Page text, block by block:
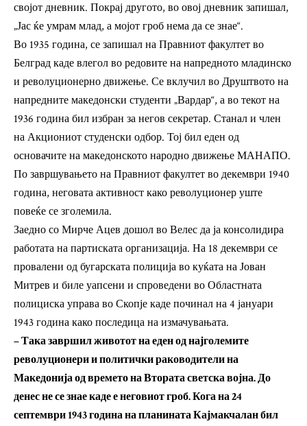
својот дневник. Покрај другото, во овој дневник запишал,
„Јас ќе умрам млад, а мојот гроб нема да се знае“.
Во 1935 година, се запишал на Правниот факултет во
Белград каде влегол во редовите на напредното младинско
и револуционерно движење. Се вклучил во Друштвото на
напредните македонски студенти „Вардар“, а во текот на
1936 година бил избран за негов секретар. Станал и член
на Акциониот студенски одбор. Тој бил еден од
основачите на македонското народно движење МАНАПО.
По завршувањето на Правниот факултет во декември 1940
година, неговата активност како револуционер уште
повеќе се зголемила.
Заедно со Мирче Ацев дошол во Велес да ја консолидира
работата на партиската организација. На 18 декември се
провалени од бугарската полиција во куќата на Јован
Митрев и биле уапсени и спроведени во Областната
полициска управа во Скопје каде починал на 4 јануари
1943 година како последица на измачувањата.
– Така завршил животот на еден од најголемите
револуционери и политички раководители на
Македонија од времето на Втората светска војна. До
денес не се знае каде е неговиот гроб. Кога на 24
септември 1943 година на планината Кајмакчалан бил